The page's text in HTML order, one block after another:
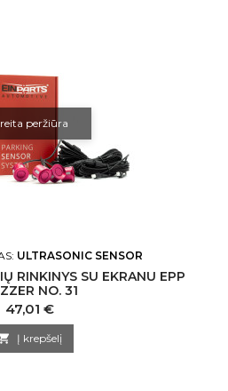
peržiūra
ULTRASONIC SENSOR
RINKINYS SU EKRANU EPP
NO. 31
Kaina
47,01 €
Į krepšelį